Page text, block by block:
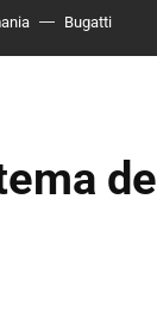
Bugatti
de